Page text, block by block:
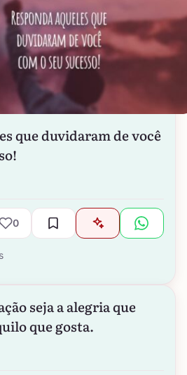
que duvidaram de você
0
seja a alegria que
que gosta.